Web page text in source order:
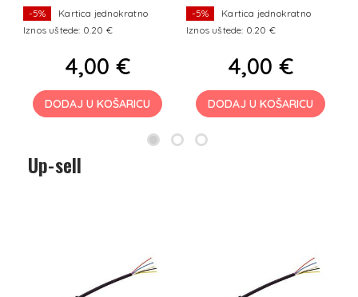
-5%
Kartica jednokratno
Iznos uštede: 0.20 €
4,00 €
DODAJ U KOŠARICU
-5%
Kartica jednokratno
Iznos uštede: 0.20 €
4,00 €
DODAJ U KOŠARICU
Up-sell